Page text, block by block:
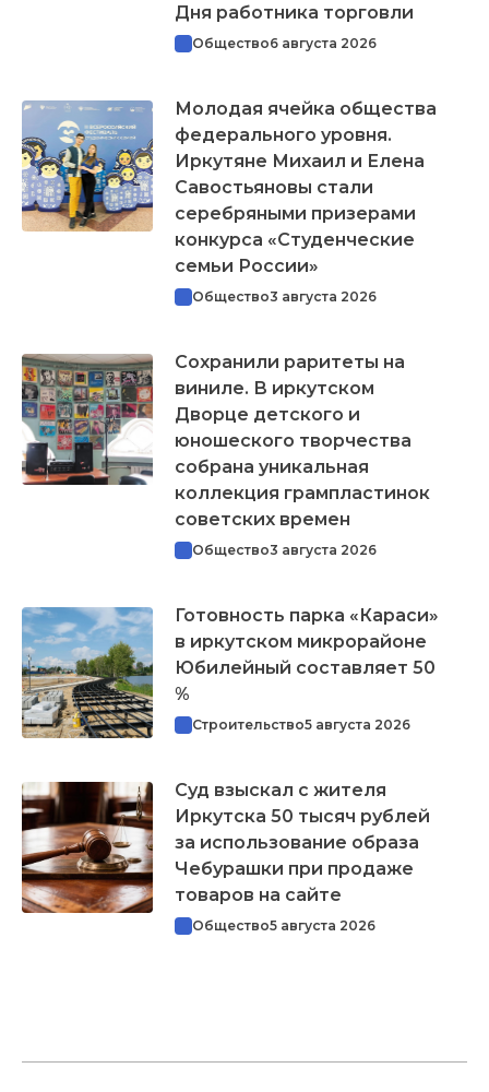
Дня работника торговли
Общество6 августа 2026
Молодая ячейка общества
федерального уровня.
Иркутяне Михаил и Елена
Савостьяновы стали
серебряными призерами
конкурса «Студенческие
семьи России»
Общество3 августа 2026
Сохранили раритеты на
виниле. В иркутском
Дворце детского и
юношеского творчества
собрана уникальная
коллекция грампластинок
советских времен
Общество3 августа 2026
Готовность парка «Караси»
в иркутском микрорайоне
Юбилейный составляет 50
%
Строительство5 августа 2026
Суд взыскал с жителя
Иркутска 50 тысяч рублей
за использование образа
Чебурашки при продаже
товаров на сайте
Общество5 августа 2026